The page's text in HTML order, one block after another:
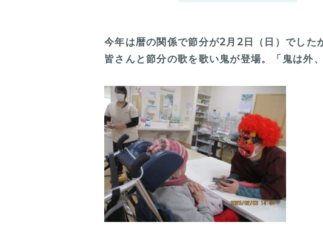
今年は暦の関係で節分が2月2日（日）でした
皆さんと節分の歌を歌い鬼が登場。「鬼は外